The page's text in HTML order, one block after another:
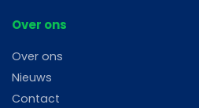
Over ons
Over ons
Nieuws
Contact